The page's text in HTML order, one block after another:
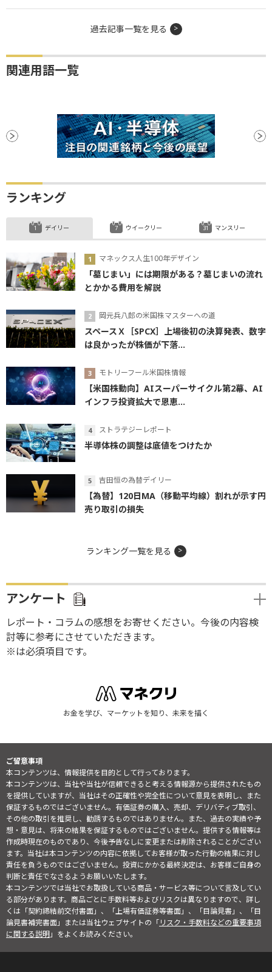
過去記事一覧を見る
関連用語一覧
ランキング
デイリー
マネックス人生100年デザイン
「墓じまい」には期限がある？墓じまいの流れ
とかかる費用を解説
岡元兵八郎の米国株マスターへの道
スペースＸ［SPCX］上場後初の決算発表、数字
は良かったが株価が下落...
モトリーフール米国株情報
【米国株動向】AIスーパーサイクル第2幕、AI
インフラ投資拡大で恩恵...
ストラテジーレポート
半導体株の調整は底値をつけたか
吉田恒の為替デイリー
【為替】120日MA（移動平均線）割れが示す円
売り取引の損失
ウイークリー マンスリー
ランキング一覧を見る
アンケート
レポート・コラムの感想をお寄せください。今後の内容検
討等に参考にさせていただきます。
※は必須項目です。
お金を学び、マーケットを知り、未来を描く
ご留意事項
本コンテンツは、情報提供を目的として行っております。
本コンテンツは、当社や当社が信頼できると考える情報源から提供されたもの
を提供していますが、当社はその正確性や完全性について意見を表明し、また
保証するものではございません。有価証券の購入、売却、デリバティブ取引、
その他の取引を推奨し、勧誘するものではありません。また、過去の実績や予
想・意見は、将来の結果を保証するものではございません。提供する情報等は
作成時現在のものであり、今後予告なしに変更または削除されることがござい
ます。当社は本コンテンツの内容に依拠してお客様が取った行動の結果に対し
責任を負うものではございません。投資にかかる最終決定は、お客様ご自身の
判断と責任でなさるようお願いいたします。
本コンテンツでは当社でお取扱している商品・サービス等について言及してい
る部分があります。商品ごとに手数料等およびリスクは異なりますので、詳し
くは「契約締結前交付書面」、「上場有価証券等書面」、「目論見書」、「目
論見書補完書面」または当社ウェブサイトの「リスク・手数料などの重要事項
に関する説明」をよくお読みください。